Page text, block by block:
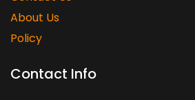
About Us
Policy
Contact Info